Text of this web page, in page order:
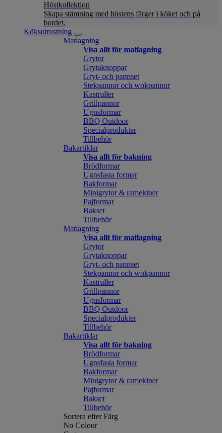
Höstkollektion
Skapa stämning med höstens färger i köket och på
bordet.
Köksutrustning
Matlagning
Visa allt för matlagning
Grytor
Grytaknoppar
Gryt- och pannset
Stekpannor och wokpannor
Kastruller
Grillpannor
Ugnsformar
BBQ Outdoor
Specialprodukter
Tillbehör
Bakartiklar
Visa allt för bakning
Brödformar
Ugnsfasta formar
Bakformar
Minigrytor & ramekiner
Pajformar
Bakset
Tillbehör
Matlagning
Visa allt för matlagning
Grytor
Grytaknoppar
Gryt- och pannset
Stekpannor och wokpannor
Kastruller
Grillpannor
Ugnsformar
BBQ Outdoor
Specialprodukter
Tillbehör
Bakartiklar
Visa allt för bakning
Brödformar
Ugnsfasta formar
Bakformar
Minigrytor & ramekiner
Pajformar
Bakset
Tillbehör
Sortera efter Färg
No Colour